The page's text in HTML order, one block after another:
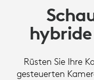
SIGHT
Rüsten Sie Ihre
gesteuerten